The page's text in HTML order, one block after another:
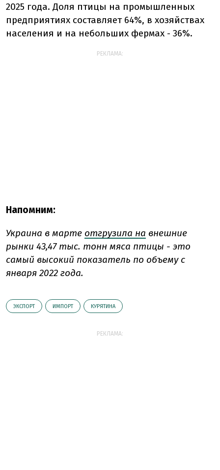
2025 года. Доля птицы на промышленных
предприятиях составляет 64%, в хозяйствах
населения и на небольших фермах - 36%.
РЕКЛАМА:
Напомним:
Украина в марте отгрузила на внешние
рынки 43,47 тыс. тонн мяса птицы - это
самый высокий показатель по объему с
января 2022 года.
ЭКСПОРТ ИМПОРТ КУРЯТИНА
РЕКЛАМА: